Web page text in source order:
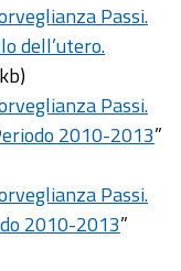
Passi.
dell’utero.
Passi.
2010-2013”
Passi.
2010-2013”